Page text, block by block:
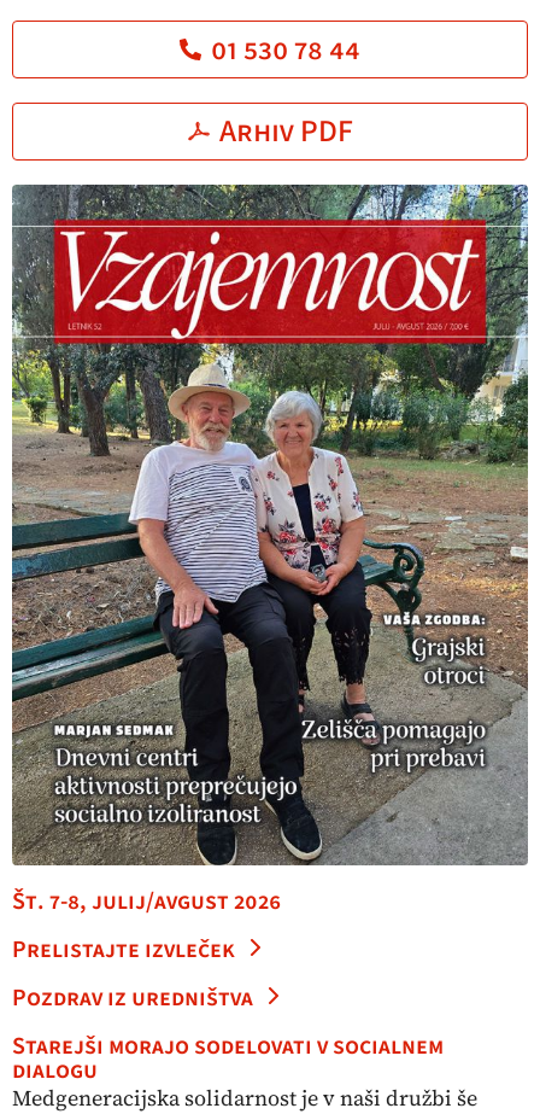
01 530 78 44
Arhiv PDF
Št. 7-8, julij/avgust 2026
Prelistajte izvleček
Pozdrav iz uredništva
Starejši morajo sodelovati v socialnem
dialogu
Medgeneracijska solidarnost je v naši družbi še